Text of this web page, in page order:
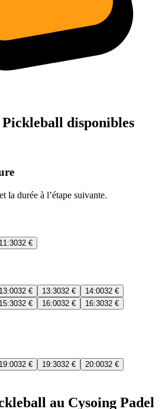
Pickleball disponibles
la durée à l’étape suivante.
11:3032 €
13:0032 € 13:3032 € 14:0032 €
15:3032 € 16:0032 € 16:3032 €
19:0032 € 19:3032 € 20:0032 €
au Cysoing Padel